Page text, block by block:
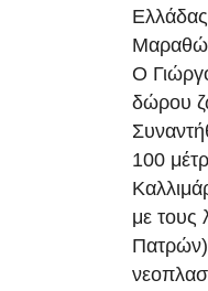
Ο
δώρου
100
με τους